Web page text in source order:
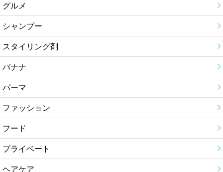
グルメ
シャンプー
スタイリング剤
バナナ
パーマ
ファッション
フード
プライベート
ヘアケア